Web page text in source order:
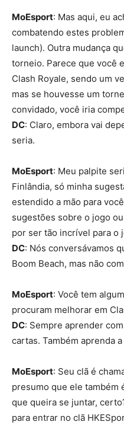
MoEsport: Mas aqui, eu
combatendo estes
launch). Outra mudança
torneio. Parece que você
Clash Royale, sendo um
mas se houvesse um
convidado, você iria
DC: Claro, embora vai
seria.
MoEsport: Meu palpite
Finlândia, só minha
estendido a mão para
sugestões sobre o jogo
por ser tão incrível para o
DC: Nós conversávamos
Boom Beach, mas não
MoEsport: Você tem
procuram melhorar em
DC: Sempre aprender
cartas. Também aprenda
MoEsport: Seu clã é
presumo que ele também
que queira se juntar,
para entrar no clã